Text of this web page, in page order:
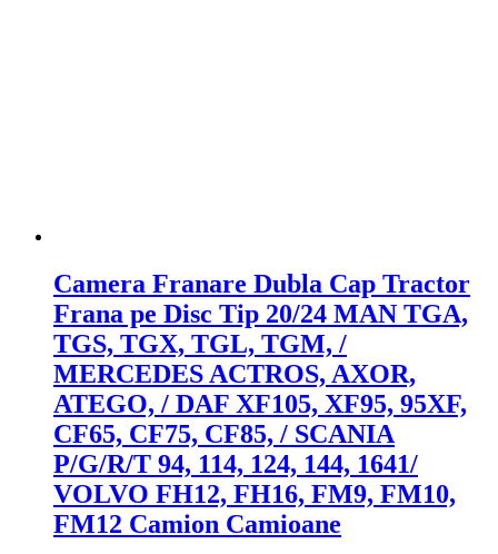
Camera Franare Dubla Cap Tractor
Frana pe Disc Tip 20/24 MAN TGA,
TGS, TGX, TGL, TGM, /
MERCEDES ACTROS, AXOR,
ATEGO, / DAF XF105, XF95, 95XF,
CF65, CF75, CF85, / SCANIA
P/G/R/T 94, 114, 124, 144, 1641/
VOLVO FH12, FH16, FM9, FM10,
FM12 Camion Camioane